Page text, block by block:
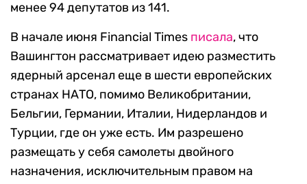
менее 94 депутатов из 141.
В начале июня Financial Times писала, что
Вашингтон рассматривает идею разместить
ядерный арсенал еще в шести европейских
странах НАТО, помимо Великобритании,
Бельгии, Германии, Италии, Нидерландов и
Турции, где он уже есть. Им разрешено
размещать у себя самолеты двойного
назначения, исключительным правом на